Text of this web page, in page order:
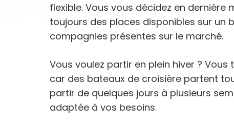
flexible. Vous vous décidez en dernière
toujours des places disponibles sur un
compagnies présentes sur le marché.
Vous voulez partir en plein hiver ?
car des bateaux de croisière partent
partir de quelques jours à plusieurs
adaptée à vos besoins.